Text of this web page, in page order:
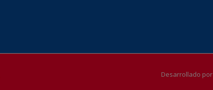
Desarrollado por